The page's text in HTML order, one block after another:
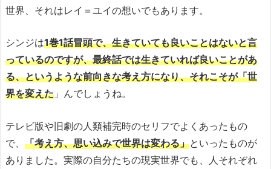
世界、それはレイ＝ユイの想いでもあります。
シンジは1巻1話冒頭で、生きていても良いことはないと言
っているのですが、最終話では生きていれば良いことがあ
る、というような前向きな考え方になり、それこそが「世
界を変えた 」んでしょうね。
テレビ版や旧劇の人類補完時のセリフでよくあったもの
で、 「考え方、思い込みで世界は変わる」といったものが
ありました。実際の自分たちの現実世界でも、人それぞれ